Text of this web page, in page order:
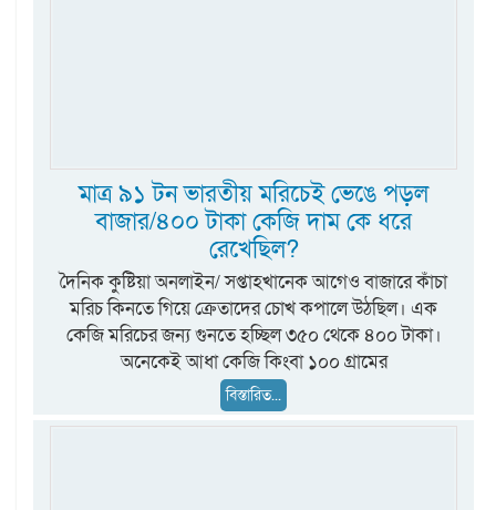
মাত্র ৯১ টন ভারতীয় মরিচেই ভেঙে পড়ল
বাজার/৪০০ টাকা কেজি দাম কে ধরে
রেখেছিল?
দৈনিক কুষ্টিয়া অনলাইন/ সপ্তাহখানেক আগেও বাজারে কাঁচা
মরিচ কিনতে গিয়ে ক্রেতাদের চোখ কপালে উঠছিল। এক
কেজি মরিচের জন্য গুনতে হচ্ছিল ৩৫০ থেকে ৪০০ টাকা।
অনেকেই আধা কেজি কিংবা ১০০ গ্রামের
বিস্তারিত...